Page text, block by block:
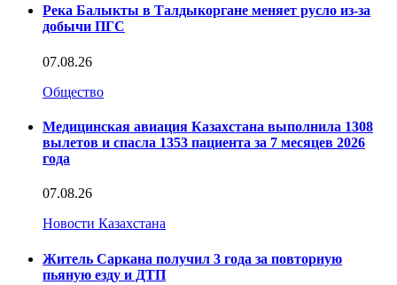
Река Балыкты в Талдыкоргане меняет русло из-за
добычи ПГС
07.08.26
Общество
Медицинская авиация Казахстана выполнила 1308
вылетов и спасла 1353 пациента за 7 месяцев 2026
года
07.08.26
Новости Казахстана
Житель Саркана получил 3 года за повторную
пьяную езду и ДТП